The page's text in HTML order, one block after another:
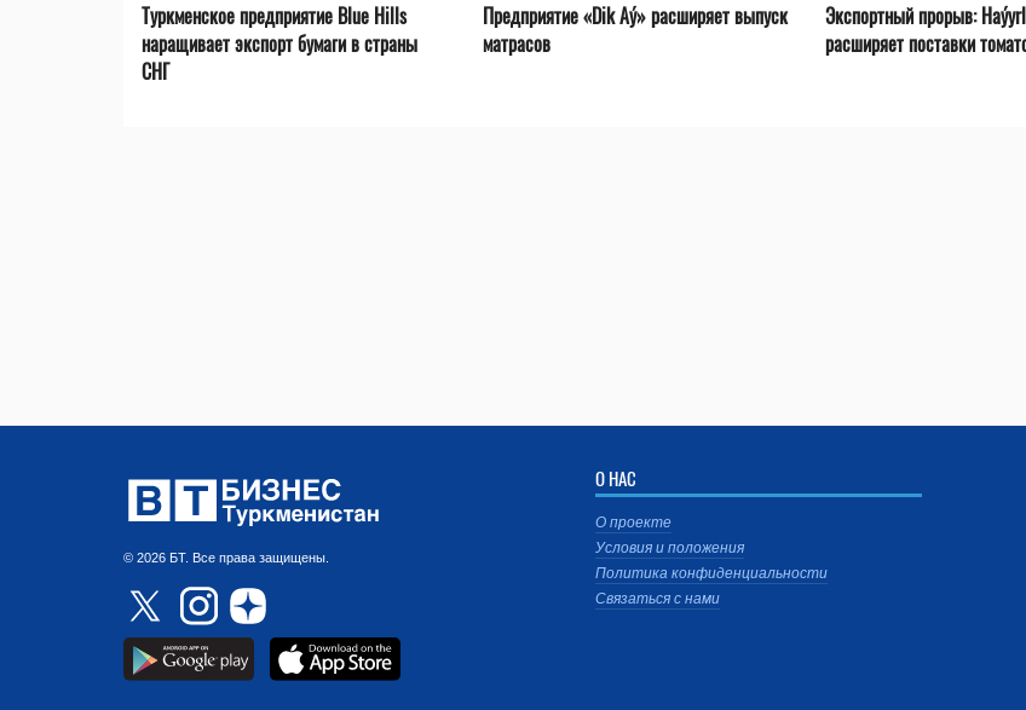
Туркменское предприятие Blue Hills
наращивает экспорт бумаги в страны
СНГ
Предприятие «Dik Aý» расширяет выпуск
матрасов
Экспортный прорыв:
расширяет поставки
© 2026 БТ. Все права защищены.
О НАС
О проекте
Условия и положения
Политика конфиденциальности
Связаться с нами